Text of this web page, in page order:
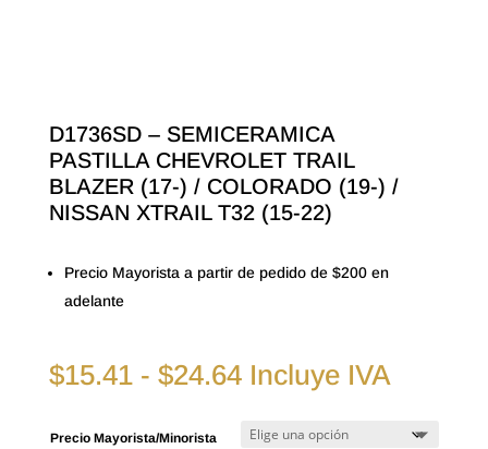
D1736SD – SEMICERAMICA
PASTILLA CHEVROLET TRAIL
BLAZER (17-) / COLORADO (19-) /
NISSAN XTRAIL T32 (15-22)
Precio Mayorista a partir de pedido de $200 en
adelante
$15.41 - $24.64Rango
precios:
Incluye IVA
Precio Mayorista/Minorista